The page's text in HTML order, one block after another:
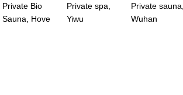
Private Bio
Sauna, Hove
Private spa,
Yiwu
Private sauna,
Wuhan